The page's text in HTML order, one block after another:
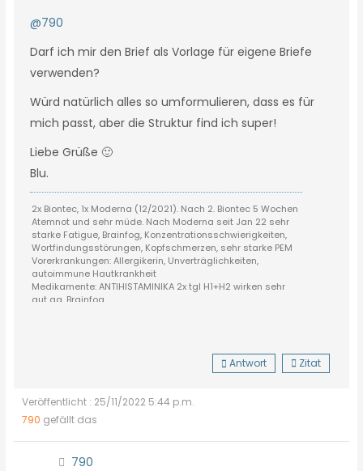
@790
Darf ich mir den Brief als Vorlage für eigene Briefe
verwenden?
Würd natürlich alles so umformulieren, dass es für
mich passt, aber die Struktur find ich super!
Liebe Grüße 🙂
Blu.
2x Biontec, 1x Moderna (12/2021). Nach 2. Biontec 5 Wochen
Atemnot und sehr müde. Nach Moderna seit Jan 22 sehr
starke Fatigue, Brainfog, Konzentrationsschwierigkeiten,
Wortfindungsstörungen, Kopfschmerzen, sehr starke PEM
Vorerkrankungen: Allergikerin, Unverträglichkeiten,
autoimmune Hautkrankheit
Medikamente: ANTIHISTAMINIKA 2x tgl H1+H2 wirken sehr
gut gg. Brainfog
Wasser/Güsse/Duschen/eintauchen), frische Luft
Antwort Zitat
Veröffentlicht : 25/11/2022 5:44 p.m.
790 gefällt das
790